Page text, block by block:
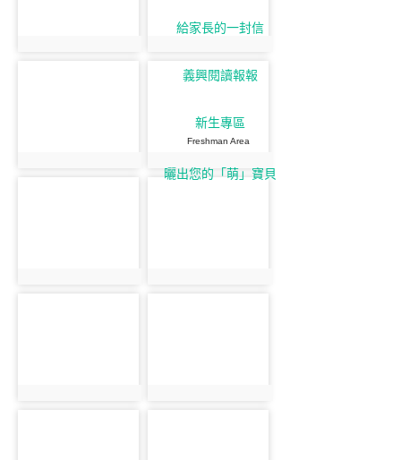
給家長的一封信
義興閱讀報報
新生專區
Freshman Area
曬出您的「萌」寶貝